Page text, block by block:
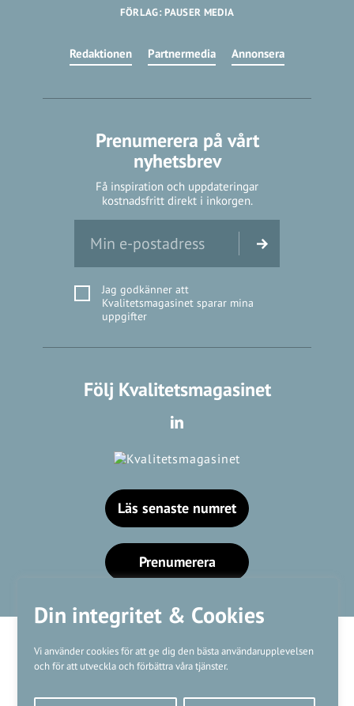
Din integritet & Cookies
Vi använder cookies för att ge dig den bästa användarupplevelsen
och för att utveckla och förbättra våra tjänster.
FÖRLAG: PAUSER MEDIA
Redaktionen Partnermedia Annonsera
Prenumerera på vårt
nyhetsbrev
Få inspiration och uppdateringar
kostnadsfritt direkt i inkorgen.
Jag godkänner att
Kvalitetsmagasinet sparar mina
uppgifter
Följ Kvalitetsmagasinet
Läs senaste numret
Prenumerera